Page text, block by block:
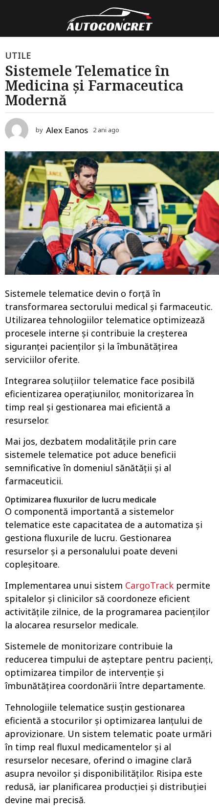
2
a
n
i
a
g
o
a
n
i
a
g
o
UTILE
Sistemele Telematice în
Medicina și Farmaceutica
Modernă
by Alex Eanos 2 ani ago
i
o
Sistemele telematice devin o forță în
transformarea sectorului medical și farmaceutic.
Utilizarea tehnologiilor telematice optimizează
procesele interne și contribuie la creșterea
siguranței pacienților și la îmbunătățirea
serviciilor oferite.
Integrarea soluțiilor telematice face posibilă
eficientizarea operațiunilor, monitorizarea în
timp real și gestionarea mai eficientă a
resurselor.
Mai jos, dezbatem modalitățile prin care
sistemele telematice pot aduce beneficii
semnificative în domeniul sănătății și al
farmaceuticii.
Optimizarea fluxurilor de lucru medicale
O componentă importantă a sistemelor
telematice este capacitatea de a automatiza și
gestiona fluxurile de lucru. Gestionarea
resurselor și a personalului poate deveni
copleșitoare.
Implementarea unui sistem CargoTrack permite
spitalelor și clinicilor să coordoneze eficient
activitățile zilnice, de la programarea pacienților
la alocarea resurselor medicale.
Sistemele de monitorizare contribuie la
reducerea timpului de așteptare pentru pacienți,
optimizarea timpilor de intervenție și
îmbunătățirea coordonării între departamente.
Tehnologiile telematice susțin gestionarea
eficientă a stocurilor și optimizarea lanțului de
aprovizionare. Un sistem telematic poate urmări
în timp real fluxul medicamentelor și al
resurselor necesare, oferind o imagine clară
asupra nevoilor și disponibilităților. Risipa este
redusă, iar planificarea producției și distribuției
devine mai precisă.